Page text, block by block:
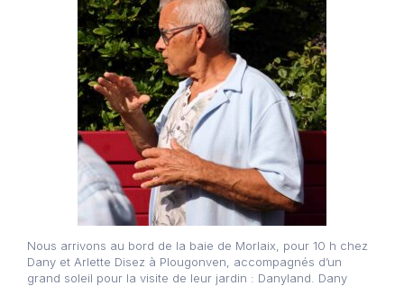
Nous arrivons au bord de la baie de Morlaix, pour 10 h chez
Dany et Arlette Disez à Plougonven, accompagnés d’un
grand soleil pour la visite de leur jardin : Danyland. Dany